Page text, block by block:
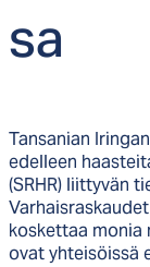
sa
Tansanian
edelleen
(SRHR) liittyvän
koskettaa monia
ovat yhteisöissä